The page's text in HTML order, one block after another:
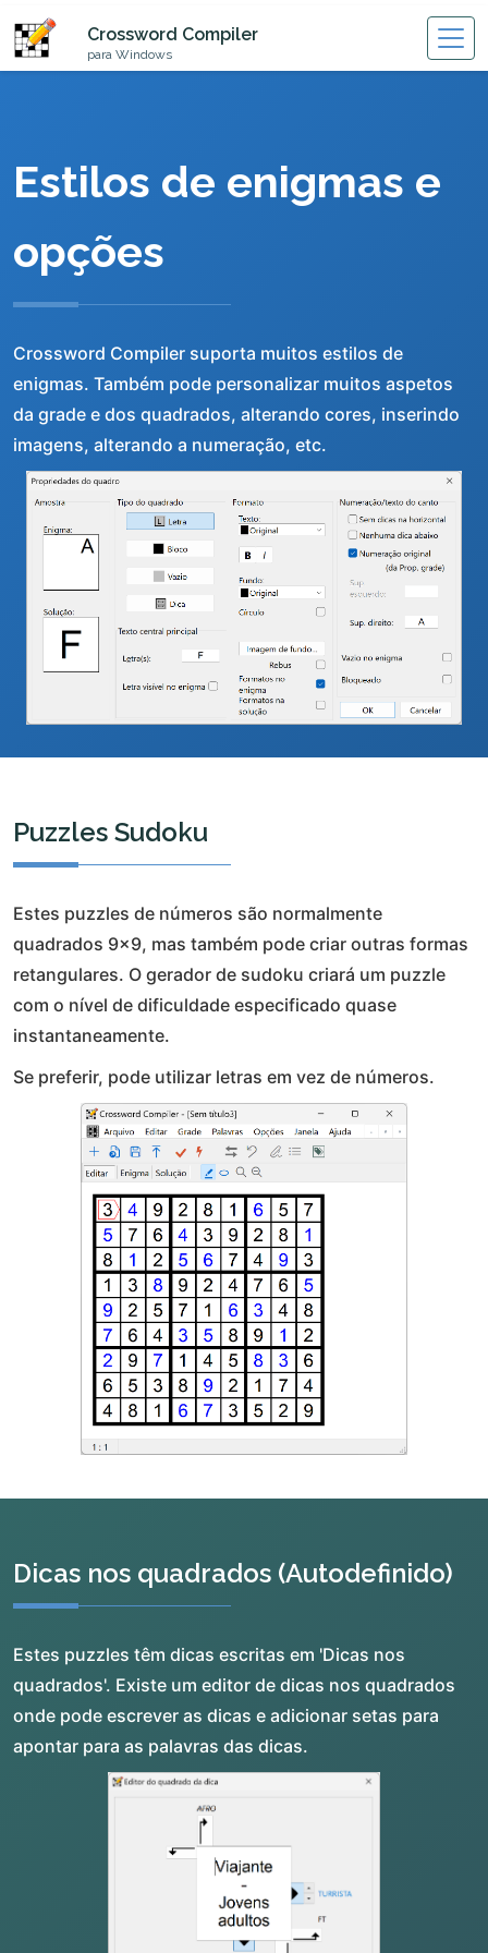
Crossword Compiler
para Windows
Estilos de enigmas e
opções
Crossword Compiler suporta muitos estilos de
enigmas. Também pode personalizar muitos aspetos
da grade e dos quadrados, alterando cores, inserindo
imagens, alterando a numeração, etc.
Puzzles Sudoku
Estes puzzles de números são normalmente
quadrados 9x9, mas também pode criar outras formas
retangulares. O gerador de sudoku criará um puzzle
com o nível de dificuldade especificado quase
instantaneamente.
Se preferir, pode utilizar letras em vez de números.
Dicas nos quadrados (Autodefinido)
Estes puzzles têm dicas escritas em 'Dicas nos
quadrados'. Existe um editor de dicas nos quadrados
onde pode escrever as dicas e adicionar setas para
apontar para as palavras das dicas.